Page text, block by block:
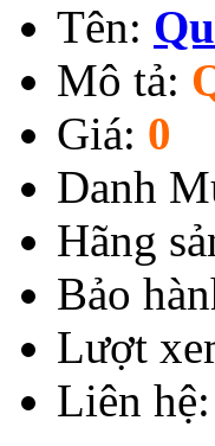
Tên:
Mô tả:
Giá: 0
Danh
Hãng
Bảo
Lượt
Liên hệ: